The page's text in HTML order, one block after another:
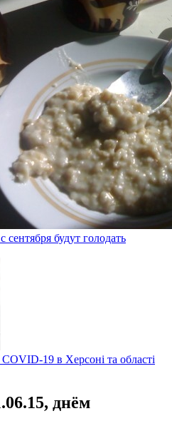
будут голодать
19 в Херсоні та області
днём